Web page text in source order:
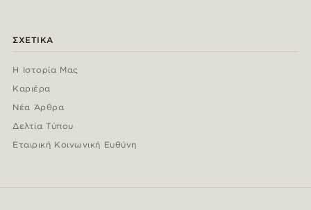
ΣΧΕΤΙΚΆ
Η Ιστορία Μας
Καριέρα
Νέα Άρθρα
Δελτία Τύπου
Εταιρική Κοινωνική Ευθύνη